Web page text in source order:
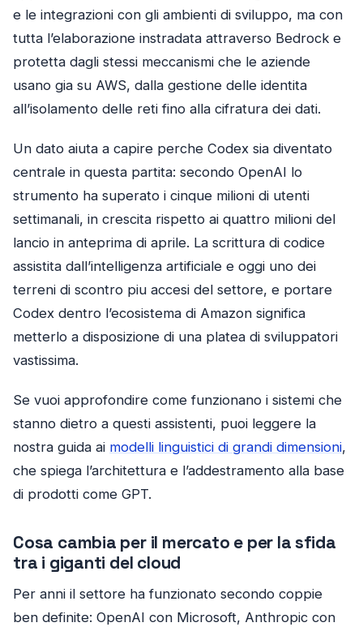
e le integrazioni con gli ambienti di sviluppo, ma con
tutta l’elaborazione instradata attraverso Bedrock e
protetta dagli stessi meccanismi che le aziende
usano gia su AWS, dalla gestione delle identita
all’isolamento delle reti fino alla cifratura dei dati.
Un dato aiuta a capire perche Codex sia diventato
centrale in questa partita: secondo OpenAI lo
strumento ha superato i cinque milioni di utenti
settimanali, in crescita rispetto ai quattro milioni del
lancio in anteprima di aprile. La scrittura di codice
assistita dall’intelligenza artificiale e oggi uno dei
terreni di scontro piu accesi del settore, e portare
Codex dentro l’ecosistema di Amazon significa
metterlo a disposizione di una platea di sviluppatori
vastissima.
Se vuoi approfondire come funzionano i sistemi che
stanno dietro a questi assistenti, puoi leggere la
nostra guida ai modelli linguistici di grandi dimensioni,
che spiega l’architettura e l’addestramento alla base
di prodotti come GPT.
Cosa cambia per il mercato e per la sfida
tra i giganti del cloud
Per anni il settore ha funzionato secondo coppie
ben definite: OpenAI con Microsoft, Anthropic con